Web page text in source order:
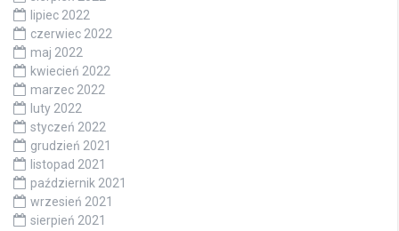
lipiec 2022
czerwiec 2022
maj 2022
kwiecień 2022
marzec 2022
luty 2022
styczeń 2022
grudzień 2021
listopad 2021
październik 2021
wrzesień 2021
sierpień 2021